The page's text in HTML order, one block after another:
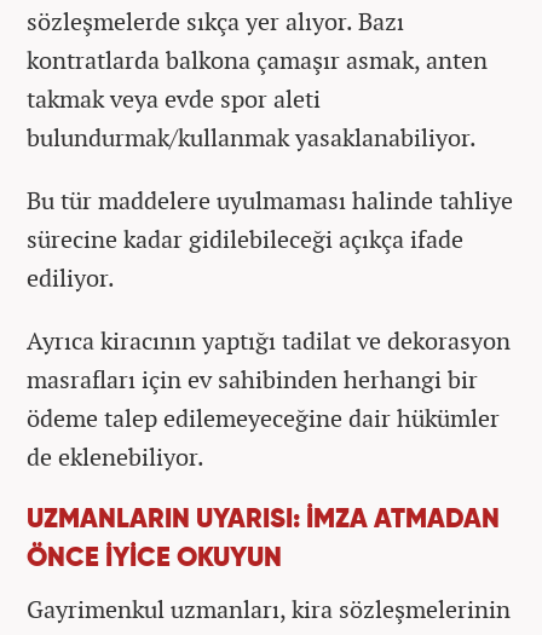
sözleşmelerde sıkça yer alıyor. Bazı
kontratlarda balkona çamaşır asmak, anten
takmak veya evde spor aleti
bulundurmak/kullanmak yasaklanabiliyor.
Bu tür maddelere uyulmaması halinde tahliye
sürecine kadar gidilebileceği açıkça ifade
ediliyor.
Ayrıca kiracının yaptığı tadilat ve dekorasyon
masrafları için ev sahibinden herhangi bir
ödeme talep edilemeyeceğine dair hükümler
de eklenebiliyor.
UZMANLARIN UYARISI: İMZA ATMADAN
ÖNCE İYİCE OKUYUN
Gayrimenkul uzmanları, kira sözleşmelerinin